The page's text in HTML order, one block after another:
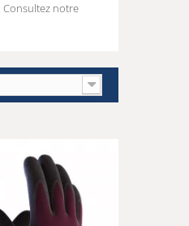
Consultez notre